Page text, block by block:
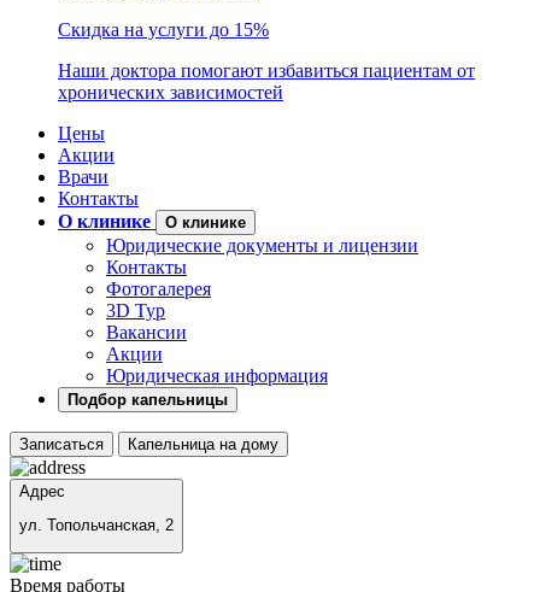
Скидка на услуги до 15%
Наши доктора помогают избавиться пациентам от
хронических зависимостей
Цены
Акции
Врачи
Контакты
О клинике
О клинике
Юридические документы и лицензии
Контакты
Фотогалерея
3D Тур
Вакансии
Акции
Юридическая информация
Подбор капельницы
Записаться Капельница на дому
Адрес
ул. Топольчанская, 2
Время работы